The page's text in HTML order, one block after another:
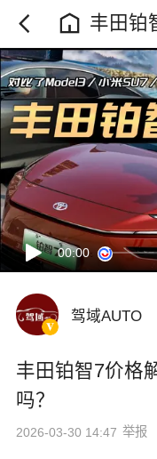
丰田铂
到20万
00:00
驾域AUTO
丰田铂智7价格
吗？
2026-03-30 14:47 举报